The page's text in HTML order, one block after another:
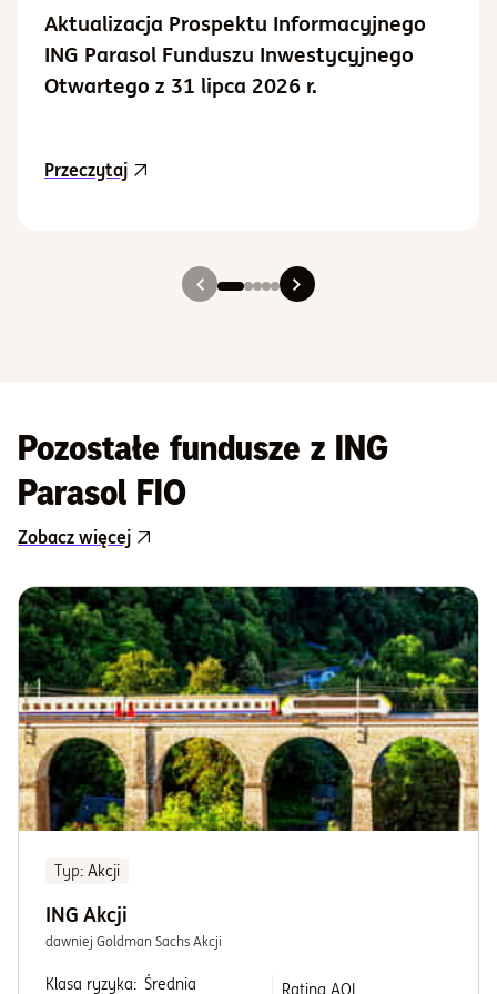
Aktualizacja Prospektu Informacyjnego
ING Parasol Funduszu Inwestycyjnego
Otwartego z 31 lipca 2026 r.
Przeczytajaktualność Aktualizacja Prospektu
Slajd 1
Slajd 2
Slajd 3
Slajd 4
Slajd 5
Pozostałe fundusze z ING
Parasol FIO
Zobacz więcej
Typ: Akcji
ING Akcji
dawniej Goldman Sachs Akcji
Klasa ryzyka: Średnia Rating AOL